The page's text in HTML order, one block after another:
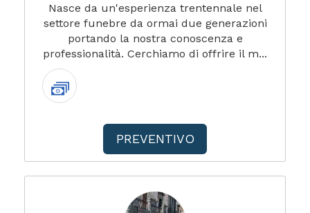
Nasce da un'esperienza trentennale nel
settore funebre da ormai due generazioni
portando la nostra conoscenza e
professionalità. Cerchiamo di offrire il m...
PREVENTIVO